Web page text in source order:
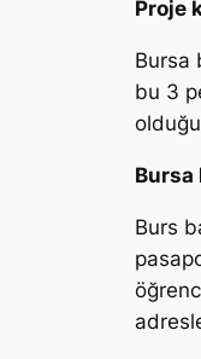
Proje
Bursa
bu 3
Bursa
Burs